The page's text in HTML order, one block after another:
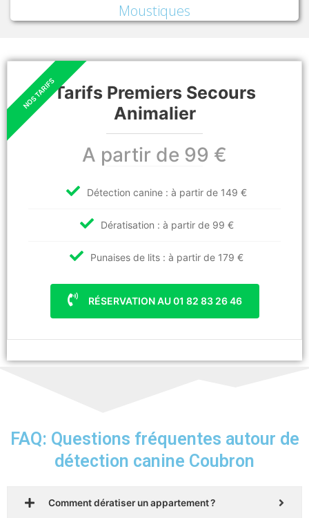
Moustiques
Tarifs Premiers Secours
Animalier
A partir de 99 €
Détection canine : à partir de 149 €
Dératisation : à partir de 99 €
Punaises de lits : à partir de 179 €
RÉSERVATION AU 01 82 83 26 46
FAQ: Questions fréquentes autour de
détection canine Coubron
Comment dératiser un appartement ?